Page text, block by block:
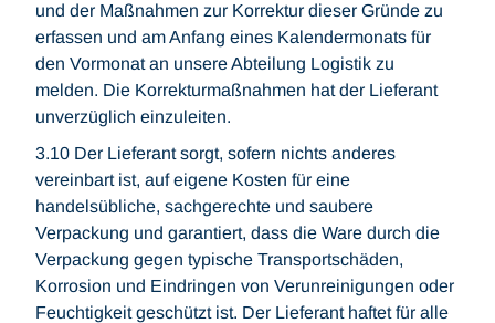
und der Maßnahmen zur Korrektur dieser Gründe zu
erfassen und am Anfang eines Kalendermonats für
den Vormonat an unsere Abteilung Logistik zu
melden. Die Korrekturmaßnahmen hat der Lieferant
unverzüglich einzuleiten.
3.10 Der Lieferant sorgt, sofern nichts anderes
vereinbart ist, auf eigene Kosten für eine
handelsübliche, sachgerechte und saubere
Verpackung und garantiert, dass die Ware durch die
Verpackung gegen typische Transportschäden,
Korrosion und Eindringen von Verunreinigungen oder
Feuchtigkeit geschützt ist. Der Lieferant haftet für alle